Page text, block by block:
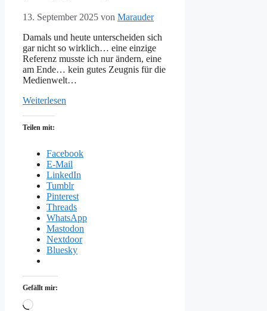
13. September 2025 von Marauder
Damals und heute unterscheiden sich
gar nicht so wirklich… eine einzige
Referenz musste ich nur ändern, eine
am Ende… kein gutes Zeugnis für die
Medienwelt…
Weiterlesen
Teilen mit:
Facebook
E-Mail
LinkedIn
Tumblr
Pinterest
Threads
WhatsApp
Mastodon
Nextdoor
Bluesky
Gefällt mir:
Wird